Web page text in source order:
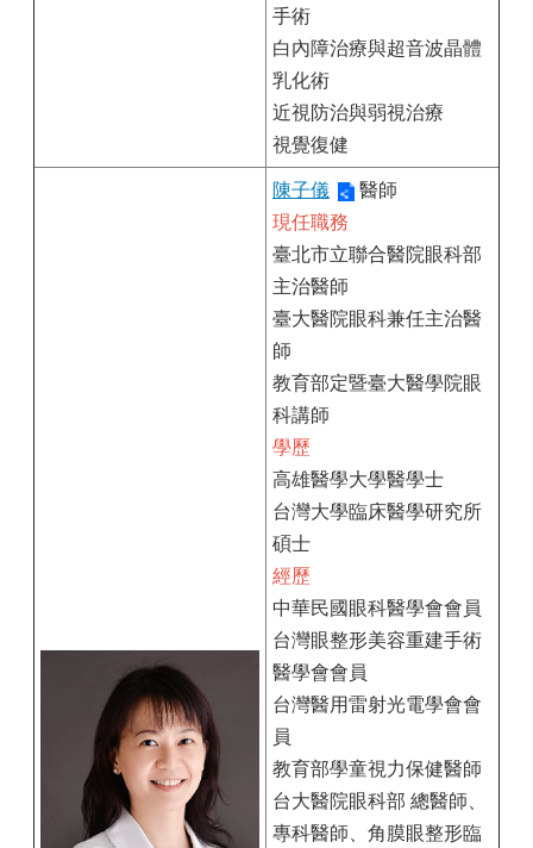
手術
白內障治療與超音波晶體
乳化術
近視防治與弱視治療
視覺復健
陳子儀
醫師
現任職務
臺北市立聯合醫院眼科部
主治醫師
臺大醫院眼科兼任主治醫
師
教育部定暨臺大醫學院眼
科講師
學歷
高雄醫學大學醫學士
台灣大學臨床醫學研究所
碩士
經歷
中華民國眼科醫學會會員
台灣眼整形美容重建手術
醫學會會員
台灣醫用雷射光電學會會
員
教育部學童視力保健醫師
台大醫院眼科部 總醫師、
專科醫師、角膜眼整形臨